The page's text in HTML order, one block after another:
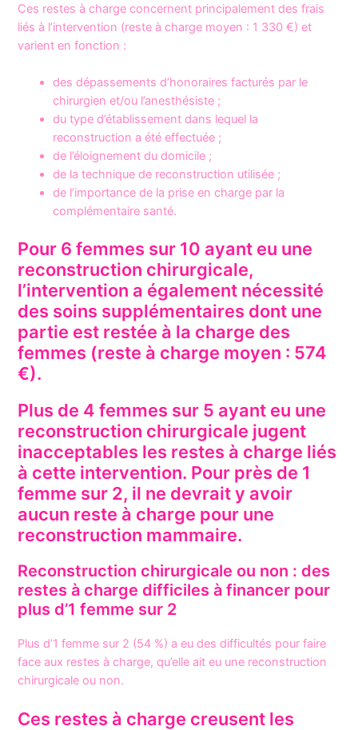
Ces restes à charge concernent principalement des frais
liés à l’intervention (reste à charge moyen : 1 330 €) et
varient en fonction :
des dépassements d’honoraires facturés par le
chirurgien et/ou l’anesthésiste ;
du type d’établissement dans lequel la
reconstruction a été effectuée ;
de l’éloignement du domicile ;
de la technique de reconstruction utilisée ;
de l’importance de la prise en charge par la
complémentaire santé.
Pour 6 femmes sur 10 ayant eu une
reconstruction chirurgicale,
l’intervention a également nécessité
des soins supplémentaires dont une
partie est restée à la charge des
femmes (reste à charge moyen : 574
€).
Plus de 4 femmes sur 5 ayant eu une
reconstruction chirurgicale jugent
inacceptables les restes à charge liés
à cette intervention. Pour près de 1
femme sur 2, il ne devrait y avoir
aucun reste à charge pour une
reconstruction mammaire.
Reconstruction chirurgicale ou non : des
restes à charge difficiles à financer pour
plus d’1 femme sur 2
Plus d’1 femme sur 2 (54 %) a eu des difficultés pour faire
face aux restes à charge, qu’elle ait eu une reconstruction
chirurgicale ou non.
Ces restes à charge creusent les